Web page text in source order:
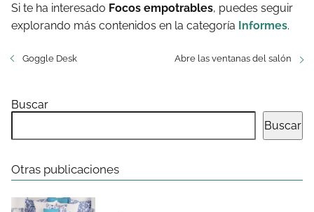
Si te ha interesado Focos empotrables, puedes seguir
explorando más contenidos en la categoría Informes.
Goggle Desk Abre las ventanas del salón
Buscar
Buscar
Otras publicaciones